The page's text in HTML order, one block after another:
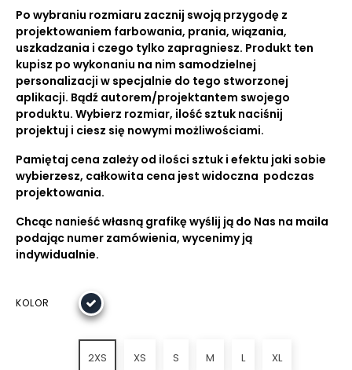
Po wybraniu rozmiaru zacznij swoją przygodę z
projektowaniem farbowania, prania, wiązania,
uszkadzania i czego tylko zapragniesz. Produkt ten
kupisz po wykonaniu na nim samodzielnej
personalizacji w specjalnie do tego stworzonej
aplikacji. Bądź autorem/projektantem swojego
produktu. Wybierz rozmiar, ilość sztuk naciśnij
projektuj i ciesz się nowymi możliwościami.
Pamiętaj cena zależy od ilości sztuk i efektu jaki sobie
wybierzesz, całkowita cena jest widoczna podczas
projektowania.
Chcąc nanieść własną grafikę wyślij ją do Nas na maila
podając numer zamówienia, wycenimy ją
indywidualnie.
KOLOR
2XS XS S M L XL